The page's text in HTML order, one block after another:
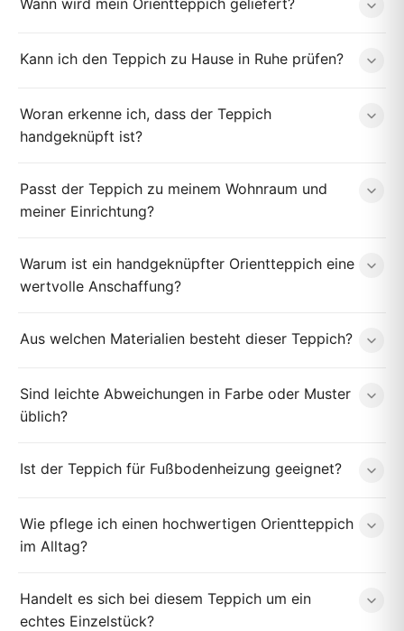
Kann ich den Teppich zu Hause in Ruhe prüfen?
Woran erkenne ich, dass der Teppich
handgeknüpft ist?
Passt der Teppich zu meinem Wohnraum und
meiner Einrichtung?
Warum ist ein handgeknüpfter Orientteppich eine
wertvolle Anschaffung?
Aus welchen Materialien besteht dieser Teppich?
Sind leichte Abweichungen in Farbe oder Muster
üblich?
Ist der Teppich für Fußbodenheizung geeignet?
Wie pflege ich einen hochwertigen Orientteppich
im Alltag?
Handelt es sich bei diesem Teppich um ein
echtes Einzelstück?